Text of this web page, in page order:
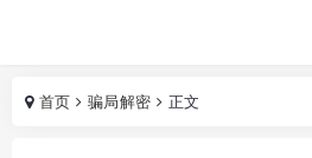
首页 骗局解密 正文